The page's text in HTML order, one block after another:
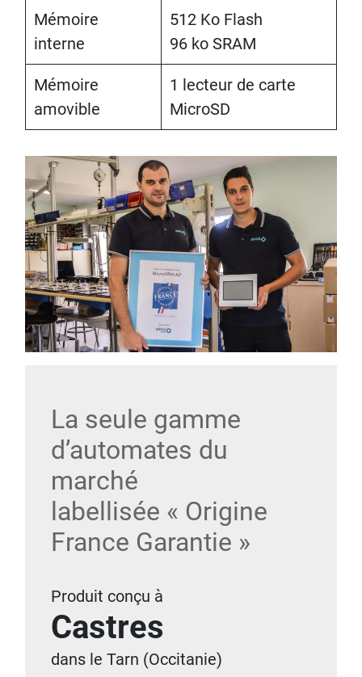
Mémoire
interne
512 Ko Flash
96 ko SRAM
Mémoire
amovible
1 lecteur de carte
MicroSD
La seule gamme
d’automates du
marché
labellisée « Origine
France Garantie »
Produit conçu à
Castres
dans le Tarn (Occitanie)